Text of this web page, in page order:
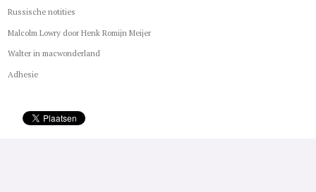
Russische notities
Malcolm Lowry door Henk Romijn Meijer
Walter in macwonderland
Adhesie